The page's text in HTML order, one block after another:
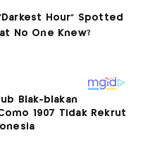
Blak-blakan
1907 Tidak Rekrut